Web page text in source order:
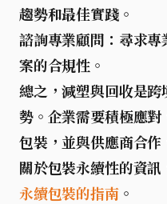
趨勢和最佳實踐。
諮詢專業顧問 ：尋求
案的合規性。
總之，減塑與回收是跨
勢。企業需要積極應
包裝，並與供應商合作
關於包裝永續性的資訊
永續包裝的指南。